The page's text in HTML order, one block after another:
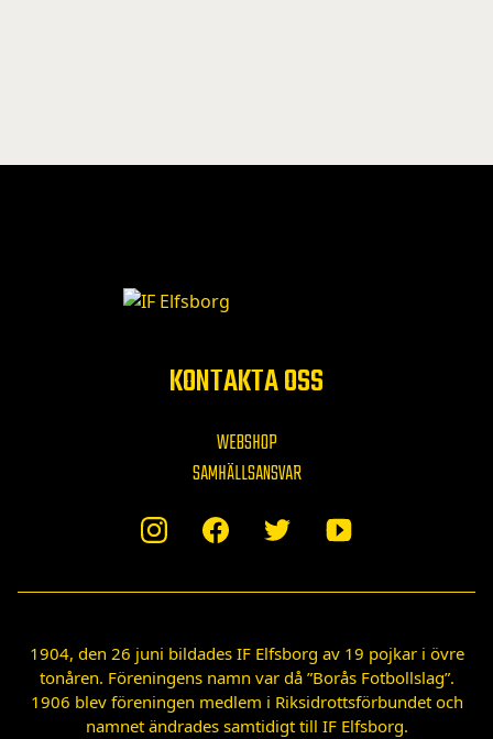
KONTAKTA OSS
WEBSHOP
SAMHÄLLSANSVAR
1904, den 26 juni bildades IF Elfsborg av 19 pojkar i övre
tonåren. Föreningens namn var då ”Borås Fotbollslag”.
1906 blev föreningen medlem i Riksidrottsförbundet och
namnet ändrades samtidigt till IF Elfsborg.